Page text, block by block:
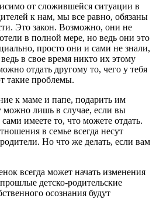
от сложившейся ситуации в
к нам, мы все равно, обязаны
Это закон. Возможно, они не
в полной мере, но ведь они это
просто они и сами не знали,
в свое время никто их этому
отдать другому то, чего у тебя
такие проблемы.
к маме и папе, подарить им
можно лишь в случае, если вы
имеете то, что можете отдать.
в семье всегда несут
Но что же делать, если вам
всегда может начать изменения
детско-родительские
осознания будут